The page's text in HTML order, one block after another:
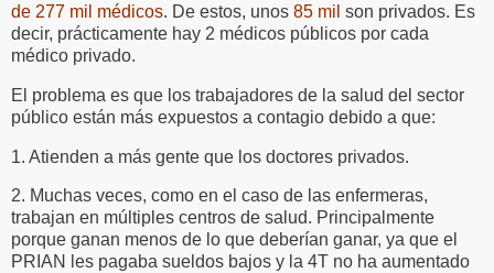
de 277 mil médicos. De estos, unos 85 mil son privados. Es
decir, prácticamente hay 2 médicos públicos por cada
médico privado.
El problema es que los trabajadores de la salud del sector
público están más expuestos a contagio debido a que:
1. Atienden a más gente que los doctores privados.
2. Muchas veces, como en el caso de las enfermeras,
trabajan en múltiples centros de salud. Principalmente
porque ganan menos de lo que deberían ganar, ya que el
PRIAN les pagaba sueldos bajos y la 4T no ha aumentado